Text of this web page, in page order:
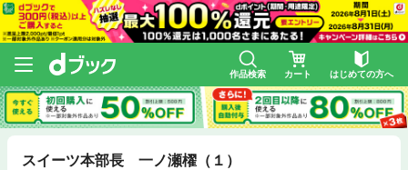
作品検索 カート はじめての方へ
スイーツ本部長 一ノ瀬櫂（１）